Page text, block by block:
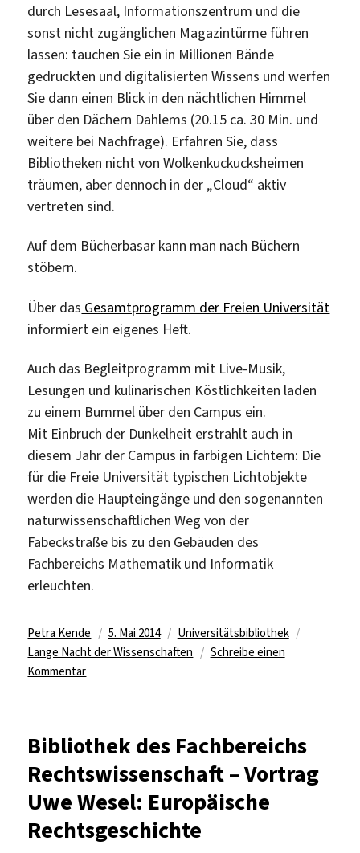
durch Lesesaal, Informationszentrum und die
sonst nicht zugänglichen Magazintürme führen
lassen: tauchen Sie ein in Millionen Bände
gedruckten und digitalisierten Wissens und werfen
Sie dann einen Blick in den nächtlichen Himmel
über den Dächern Dahlems (20.15 ca. 30 Min. und
weitere bei Nachfrage). Erfahren Sie, dass
Bibliotheken nicht von Wolkenkuckucksheimen
träumen, aber dennoch in der „Cloud“ aktiv
vertreten sind.
Auf dem Bücherbasar kann man nach Büchern
stöbern.
Über das Gesamtprogramm der Freien Universität
informiert ein eigenes Heft.
Auch das Begleitprogramm mit Live-Musik,
Lesungen und kulinarischen Köstlichkeiten laden
zu einem Bummel über den Campus ein.
Mit Einbruch der Dunkelheit erstrahlt auch in
diesem Jahr der Campus in farbigen Lichtern: Die
für die Freie Universität typischen Lichtobjekte
werden die Haupteingänge und den sogenannten
naturwissenschaftlichen Weg von der
Fabeckstraße bis zu den Gebäuden des
Fachbereichs Mathematik und Informatik
erleuchten.
Autor
Petra Kende
Veröffentlicht
am
5. Mai 2014 Kategorien
Universitätsbibliothek
Lange Nacht der Wissenschaften
Schreibe einen
Kommentarzu
Wissenschaften
am
10.
Mai
2014:
Programm
Bibliothek des Fachbereichs
Rechtswissenschaft – Vortrag
Uwe Wesel: Europäische
Rechtsgeschichte